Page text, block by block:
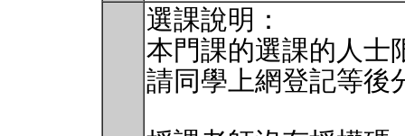
選課說明：
本門課的選課的人士
請同學上網登記等後